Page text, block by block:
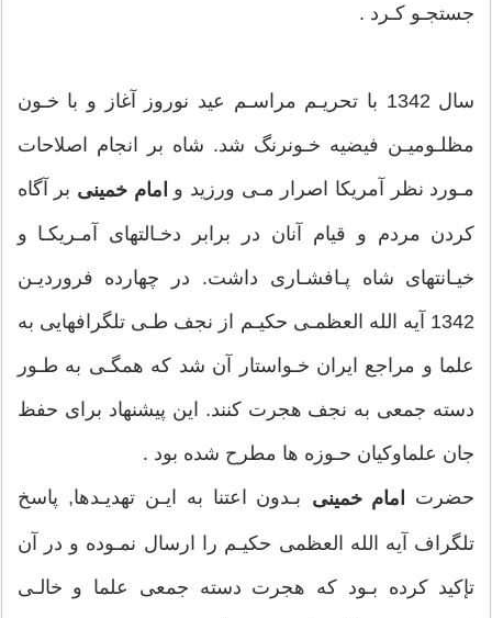
جستجـو كـرد .
سال 1342 با تحريـم مراسـم عيد نوروز آغاز و با خـون
مظلـوميـن فيضيه خـونرنگ شد. شاه بر انجام اصلاحات
مـورد نظر آمريكا اصرار مـى ورزيد و امام خمينى بر آگاه
كردن مردم و قيام آنان در برابر دخـالتهاى آمـريكـا و
خيـانتهاى شاه پـافشـارى داشت. در چهارده فرورديـن
1342 آيه الله العظمـى حكيـم از نجف طـى تلگرافهايى به
علما و مراجع ايران خـواستار آن شد كه همگـى به طـور
دسته جمعى به نجف هجرت كنند. اين پيشنهاد براى حفظ
جان علماوكيان حـوزه ها مطرح شده بود .
حضرت
امام خمينى بـدون اعتنا به ايـن تهديـدها, پاسخ
تلگراف آيه الله العظمى حكيـم را ارسال نمـوده و در آن
تإكيد كرده بـود كه هجرت دسته جمعى علما و خالـى
دوره اول (از 1281- 1300ش)
دوران كودكي و نوجواني روح‌الله همزمان با بحرانهاي سياسي
و اجتماعي ايران سپري شد. وي از همان ابتداي زندگي، با درد
و رنج مردم و مشكلات جامعه آشنا بود و تأثر خود را با ترسيم
خطوطي به صورت نقاشي بروز مي داد، و همراه خانواده و
اطرافيان در سنگر دفاع ساخته و پرداخته و در كوران حوادث
و مسائل به مجاهدي تمام عيار تبديل مي شد. برخي از
حوادث متأثركننده اين دوران مثل بمب‌باران مجلس در
نقاشيها و مشقهاي خوشنويسي دوران كودكي و نوجواني او
منعكس شده و در دسترس است. از جمله قطعه شعري